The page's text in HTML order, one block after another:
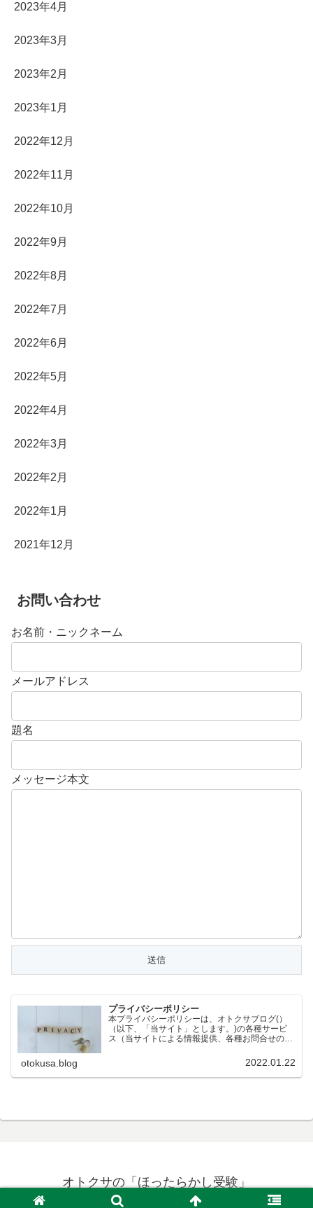
2023年4月
2023年3月
2023年2月
2023年1月
2022年12月
2022年11月
2022年10月
2022年9月
2022年8月
2022年7月
2022年6月
2022年5月
2022年4月
2022年3月
2022年2月
2022年1月
2021年12月
お問い合わせ
お名前・ニックネーム
メールアドレス
題名
メッセージ本文
プライバシーポリシー
本プライバシーポリシーは、オトクサブログ(）
（以下、「当サイト」とします。)の各種サービ
ス（当サイトによる情報提供、各種お問合せの受
問者」とします。）の個人情報もしくはそれに準
otokusa.blog 2022.01.22
オトクサの「ほったらかし受験」
© 2021 オトクサの「ほったらかし受験」.